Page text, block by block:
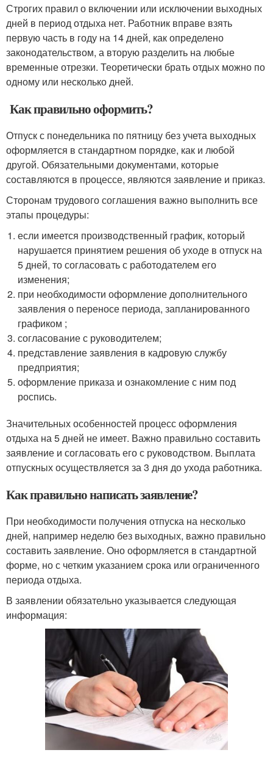
Строгих правил о включении или исключении выходных
дней в период отдыха нет. Работник вправе взять
первую часть в году на 14 дней, как определено
законодательством, а вторую разделить на любые
временные отрезки. Теоретически брать отдых можно по
одному или несколько дней.
Как правильно оформить?
Отпуск с понедельника по пятницу без учета выходных
оформляется в стандартном порядке, как и любой
другой. Обязательными документами, которые
составляются в процессе, являются заявление и приказ.
Сторонам трудового соглашения важно выполнить все
этапы процедуры:
если имеется производственный график, который
нарушается принятием решения об уходе в отпуск на
5 дней, то согласовать с работодателем его
изменения;
при необходимости оформление дополнительного
заявления о переносе периода, запланированного
графиком ;
согласование с руководителем;
представление заявления в кадровую службу
предприятия;
оформление приказа и ознакомление с ним под
роспись.
Значительных особенностей процесс оформления
отдыха на 5 дней не имеет. Важно правильно составить
заявление и согласовать его с руководством. Выплата
отпускных осуществляется за 3 дня до ухода работника.
Как правильно написать заявление?
При необходимости получения отпуска на несколько
дней, например неделю без выходных, важно правильно
составить заявление. Оно оформляется в стандартной
форме, но с четким указанием срока или ограниченного
периода отдыха.
В заявлении обязательно указывается следующая
информация: